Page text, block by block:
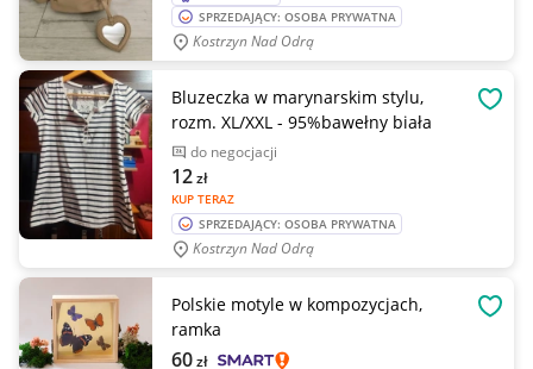
SPRZEDAJĄCY: OSOBA PRYWATNA
Kostrzyn Nad Odrą
Bluzeczka w marynarskim stylu,
rozm. XL/XXL - 95%bawełny biała
do negocjacji
KUP TERAZ
12zł
SPRZEDAJĄCY: OSOBA PRYWATNA
Kostrzyn Nad Odrą
Polskie motyle w kompozycjach,
ramka
60zł